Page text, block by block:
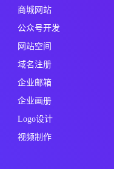
商城网站
公众号开发
网站空间
域名注册
企业邮箱
企业画册
Logo设计
视频制作